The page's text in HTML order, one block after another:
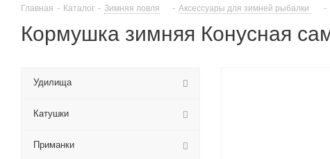
Главная - Каталог - Зимняя ловля - Аксессуары для зимней рыбалки -
Кормушка зимняя Конусная
Удилища
Катушки
Приманки